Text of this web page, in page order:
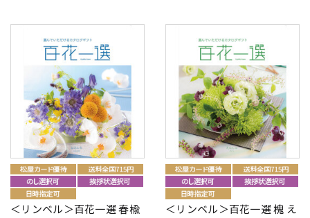
＜リンベル＞百花一選 春楡
＜リンベル＞百花一選 槐 え